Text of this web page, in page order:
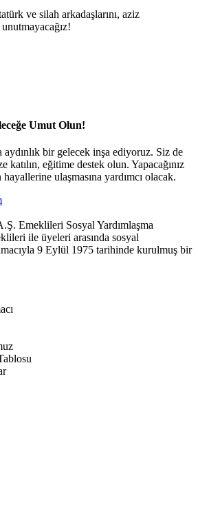
ve silah arkadaşlarını, aziz
Umut Olun!
aydınlık bir gelecek inşa ediyoruz. Siz de
eğitime destek olun. Yapacağınız
ulaşmasına yardımcı olacak.
Emeklileri Sosyal Yardımlaşma
ile üyeleri arasında sosyal
9 Eylül 1975 tarihinde kurulmuş bir